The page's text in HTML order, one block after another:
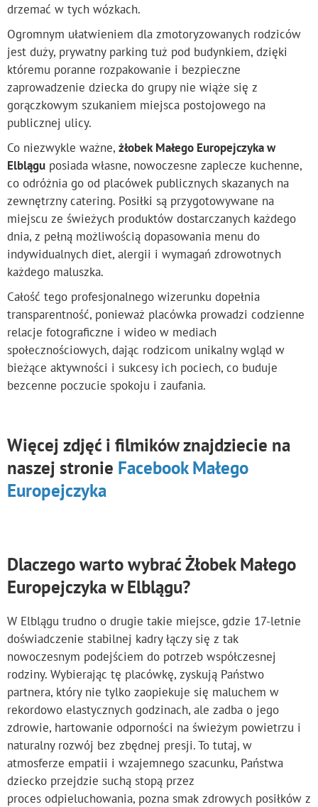
drzemać w tych wózkach.
Ogromnym ułatwieniem dla zmotoryzowanych rodziców
jest duży, prywatny parking tuż pod budynkiem, dzięki
któremu poranne rozpakowanie i bezpieczne
zaprowadzenie dziecka do grupy nie wiąże się z
gorączkowym szukaniem miejsca postojowego na
publicznej ulicy.
Co niezwykle ważne, żłobek Małego Europejczyka w
Elblągu posiada własne, nowoczesne zaplecze kuchenne,
co odróżnia go od placówek publicznych skazanych na
zewnętrzny catering. Posiłki są przygotowywane na
miejscu ze świeżych produktów dostarczanych każdego
dnia, z pełną możliwością dopasowania menu do
indywidualnych diet, alergii i wymagań zdrowotnych
każdego maluszka.
Całość tego profesjonalnego wizerunku dopełnia
transparentność, ponieważ placówka prowadzi codzienne
relacje fotograficzne i wideo w mediach
społecznościowych, dając rodzicom unikalny wgląd w
bieżące aktywności i sukcesy ich pociech, co buduje
bezcenne poczucie spokoju i zaufania.
Więcej zdjęć i filmików znajdziecie na
naszej stronie Facebook Małego
Europejczyka
Dlaczego warto wybrać Żłobek Małego
Europejczyka w Elblągu?
W Elblągu trudno o drugie takie miejsce, gdzie 17-letnie
doświadczenie stabilnej kadry łączy się z tak
nowoczesnym podejściem do potrzeb współczesnej
rodziny. Wybierając tę placówkę, zyskują Państwo
partnera, który nie tylko zaopiekuje się maluchem w
rekordowo elastycznych godzinach, ale zadba o jego
zdrowie, hartowanie odporności na świeżym powietrzu i
naturalny rozwój bez zbędnej presji. To tutaj, w
atmosferze empatii i wzajemnego szacunku, Państwa
dziecko przejdzie suchą stopą przez
proces odpieluchowania, pozna smak zdrowych posiłków z